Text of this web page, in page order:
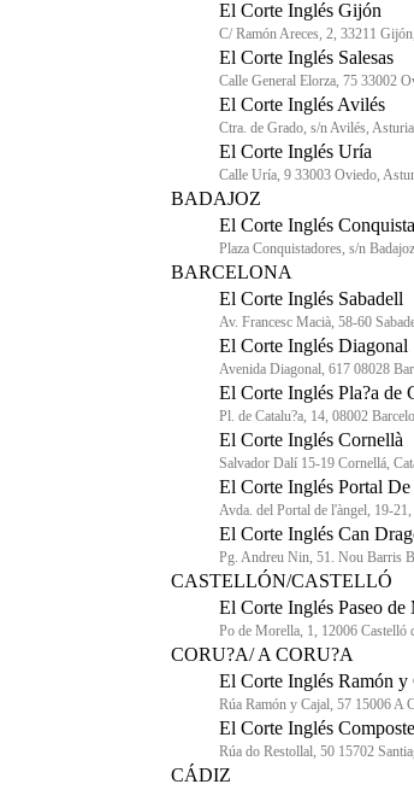
El Corte Inglés Gijón
C/ Ramón Areces, 2, 33211
El Corte Inglés Salesas
Calle General Elorza, 75 33002
El Corte Inglés Avilés
Ctra. de Grado, s/n Avilés,
El Corte Inglés Uría
Calle Uría, 9 33003 Oviedo,
BADAJOZ
El Corte Inglés
Plaza Conquistadores, s/n
BARCELONA
El Corte Inglés Sabadell
Av. Francesc Macià, 58-60
El Corte Inglés Diagonal
Avenida Diagonal, 617 08028
El Corte Inglés Pla?a de
Pl. de Catalu?a, 14, 08002
El Corte Inglés Cornellà
Salvador Dalí 15-19 Cornellá,
El Corte Inglés Portal
Avda. del Portal de l'àngel, 19-
El Corte Inglés Can
Pg. Andreu Nin, 51. Nou Barris
CASTELLÓN/CASTELLÓ
El Corte Inglés Paseo de
Po de Morella, 1, 12006 Castelló
CORU?A/ A CORU?A
El Corte Inglés Ramón y
Rúa Ramón y Cajal, 57 15006 A
El Corte Inglés
Rúa do Restollal, 50 15702
CÁDIZ